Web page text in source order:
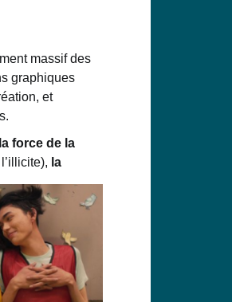
massifdes
graphiques
et
force de la
), la